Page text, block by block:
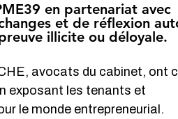
en partenariat avec
et de réflexion
illicite ou déloyale.
avocats du cabinet, ont
exposant les tenants et
le monde entrepreneurial.